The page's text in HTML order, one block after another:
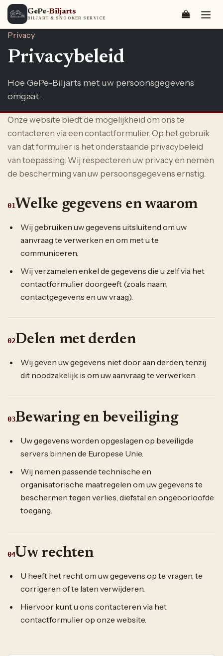
Se rendre au contenu
GePe-Biljarts
BILJART & SNOOKER SERVICE
Privacy
Privacybeleid
Hoe GePe-Biljarts met uw persoonsgegevens
omgaat.
Onze website biedt de mogelijkheid om ons te
contacteren via een contactformulier. Op het gebruik
van dat formulier is het onderstaande privacybeleid
van toepassing. Wij respecteren uw privacy en nemen
de bescherming van uw persoonsgegevens ernstig.
01Welke gegevens en waarom
Wij gebruiken uw gegevens uitsluitend om uw
aanvraag te verwerken en om met u te
communiceren.
Wij verzamelen enkel de gegevens die u zelf via het
contactformulier doorgeeft (zoals naam,
contactgegevens en uw vraag).
02Delen met derden
Wij geven uw gegevens niet door aan derden, tenzij
dit noodzakelijk is om uw aanvraag te verwerken.
03Bewaring en beveiliging
Uw gegevens worden opgeslagen op beveiligde
servers binnen de Europese Unie.
Wij nemen passende technische en
organisatorische maatregelen om uw gegevens te
beschermen tegen verlies, diefstal en ongeoorloofde
toegang.
04Uw rechten
U heeft het recht om uw gegevens op te vragen, te
corrigeren of te laten verwijderen.
Hiervoor kunt u ons contacteren via het
contactformulier op onze website.